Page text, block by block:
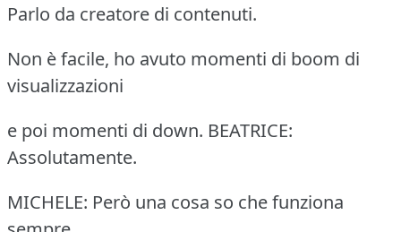
Parlo da creatore di contenuti.
Non è facile, ho avuto momenti di boom di
visualizzazioni
e poi momenti di down. BEATRICE:
Assolutamente.
MICHELE: Però una cosa so che funziona